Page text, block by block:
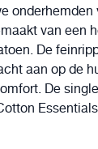
onderhemden
van een
De
aan op de
De